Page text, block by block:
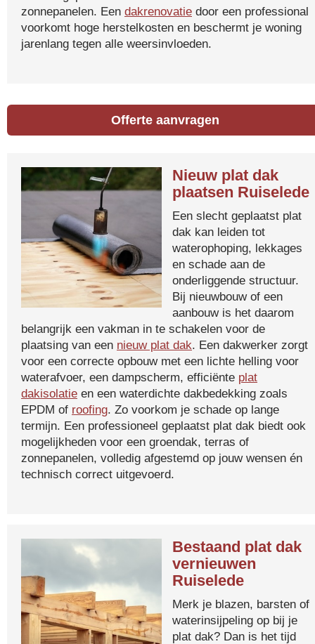
zonnepanelen. Een dakrenovatie door een professional
voorkomt hoge herstelkosten en beschermt je woning
jarenlang tegen alle weersinvloeden.
Offerte aanvragen
Nieuw plat dak
plaatsen Ruiselede
Een slecht geplaatst plat
dak kan leiden tot
waterophoping, lekkages
en schade aan de
onderliggende structuur.
Bij nieuwbouw of een
aanbouw is het daarom
belangrijk een vakman in te schakelen voor de
plaatsing van een nieuw plat dak. Een dakwerker zorgt
voor een correcte opbouw met een lichte helling voor
waterafvoer, een dampscherm, efficiënte plat
dakisolatie en een waterdichte dakbedekking zoals
EPDM of roofing. Zo voorkom je schade op lange
termijn. Een professioneel geplaatst plat dak biedt ook
mogelijkheden voor een groendak, terras of
zonnepanelen, volledig afgestemd op jouw wensen én
technisch correct uitgevoerd.
Bestaand plat dak
vernieuwen
Ruiselede
Merk je blazen, barsten of
waterinsijpeling op bij je
plat dak? Dan is het tijd